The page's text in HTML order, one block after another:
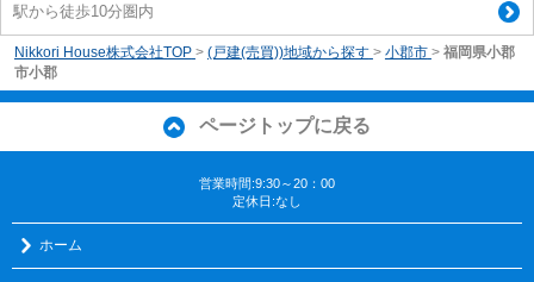
駅から徒歩10分圏内
Nikkori House株式会社TOP > (戸建(売買))地域から探す > 小郡市 > 福岡県小郡
市小郡
ページトップに戻る
営業時間:9:30～20：00
定休日:なし
ホーム